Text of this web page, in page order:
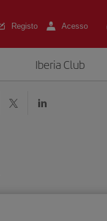
Registo Acesso
Iberia Club